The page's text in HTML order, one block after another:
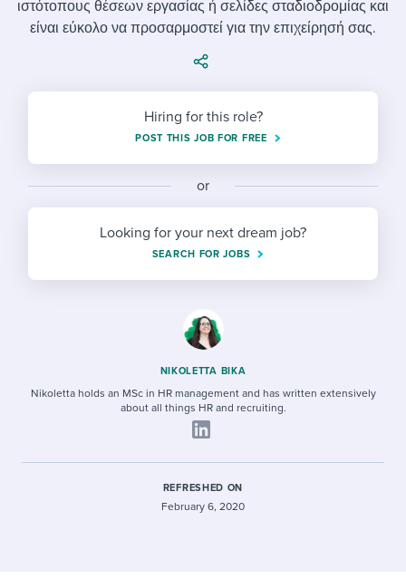
Working together with others
Maintaining hiring pipelines
Ensuring compliance
Finding and attracting people
Digitizing work processes
Interview question templates
Policy templates
Step-by-step tutorials
Workable Academy
Applying for a job
Interview process
Pay & benefits
Career development
Explore Workable
Start a free trial
ιστότοπους θέσεων εργασίας ή σελίδες σταδιοδρομίας και
είναι εύκολο να προσαρμοστεί για την επιχείρησή σας.
Hiring for this role?
POST THIS JOB FOR FREE
or
Looking for your next dream job?
SEARCH FOR JOBS
NIKOLETTA BIKA
Nikoletta holds an MSc in HR management and has written extensively
about all things HR and recruiting.
REFRESHED ON
February 6, 2020